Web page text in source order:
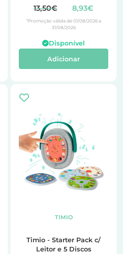
ANTITRANSPIRANTE 72H
CONTROLO EXTREMO
50ML
13,50€ 8,93€
*Promoção válida de 01/08/2026 a
31/08/2026
Disponível
Adicionar
TIMIO
Timio - Starter Pack c/
Leitor e 5 Discos